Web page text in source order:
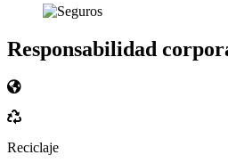
Responsabilidad
Reciclaje